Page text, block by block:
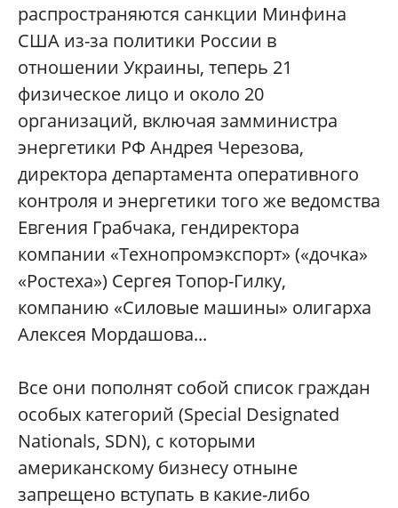
распространяются санкции Минфина
США из-за политики России в
отношении Украины, теперь 21
физическое лицо и около 20
организаций, включая замминистра
энергетики РФ Андрея Черезова,
директора департамента оперативного
контроля и энергетики того же ведомства
Евгения Грабчака, гендиректора
компании «Технопромэкспорт» («дочка»
«Ростеха») Сергея Топор-Гилку,
компанию «Силовые машины» олигарха
Алексея Мордашова...
Все они пополнят собой список граждан
особых категорий (Special Designated
Nationals, SDN), с которыми
американскому бизнесу отныне
запрещено вступать в какие-либо